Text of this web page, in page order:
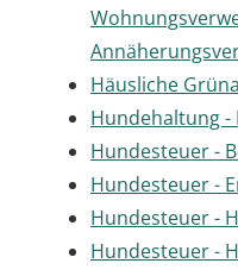
Häusliche
Hundehaltung
Hundesteuer -
Hundesteuer -
Hundesteuer -
Hundesteuer -